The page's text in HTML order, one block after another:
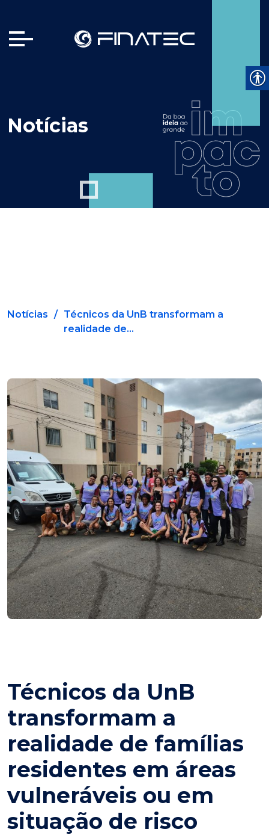
Notícias
Notícias / Técnicos da UnB transformam a
realidade de...
Técnicos da UnB
transformam a
realidade de famílias
residentes em áreas
vulneráveis ou em
situação de risco